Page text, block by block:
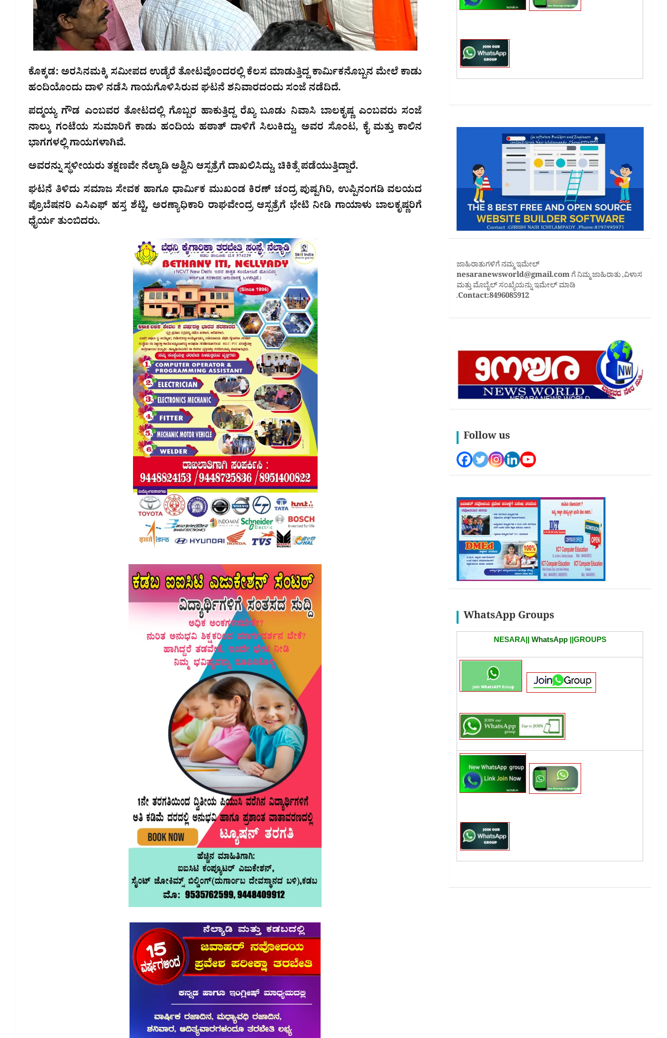
ಕೊಕ್ಕಡ: ಅರಸಿನಮಕ್ಕಿ ಸಮೀಪದ ಉಡ್ಯೆರೆ ತೋಟವೊಂದರಲ್ಲಿ ಕೆಲಸ ಮಾಡುತ್ತಿದ್ದ ಕಾರ್ಮಿಕನೊಬ್ಬನ ಮೇಲೆ ಕಾಡು
ಹಂದಿಯೊಂದು ದಾಳಿ ನಡೆಸಿ ಗಾಯಗೊಳಿಸಿರುವ ಘಟನೆ ಶನಿವಾರದಂದು ಸಂಜೆ ನಡೆದಿದೆ.
ಪದ್ಮಯ್ಯ ಗೌಡ ಎಂಬವರ ತೋಟದಲ್ಲಿ ಗೊಬ್ಬರ ಹಾಕುತ್ತಿದ್ದ ರೆಖ್ಯ ಬೂಡು ನಿವಾಸಿ ಬಾಲಕೃಷ್ಣ ಎಂಬವರು ಸಂಜೆ
ನಾಲ್ಕು ಗಂಟೆಯ ಸುಮಾರಿಗೆ ಕಾಡು ಹಂದಿಯ ಹಠಾತ್ ದಾಳಿಗೆ ಸಿಲುಕಿದ್ದು, ಅವರ ಸೊಂಟ, ಕೈ ಮತ್ತು ಕಾಲಿನ
ಭಾಗಗಳಲ್ಲಿ ಗಾಯಗಳಾಗಿವೆ.
ಅವರನ್ನು ಸ್ಥಳೀಯರು ತಕ್ಷಣವೇ ನೆಲ್ಯಾಡಿ ಅಶ್ವಿನಿ ಆಸ್ಪತ್ರೆಗೆ ದಾಖಲಿಸಿದ್ದು, ಚಿಕಿತ್ಸೆ ಪಡೆಯುತ್ತಿದ್ದಾರೆ.
ಘಟನೆ ತಿಳಿದು ಸಮಾಜ ಸೇವಕ ಹಾಗೂ ಧಾರ್ಮಿಕ ಮುಖಂಡ ಕಿರಣ್ ಚಂದ್ರ ಪುಷ್ಪಗಿರಿ, ಉಪ್ಪಿನಂಗಡಿ ವಲಯದ
ಪ್ರೊಬೆಷನರಿ ಎಸಿಎಫ್ ಹಸ್ತ ಶೆಟ್ಟಿ, ಅರಣ್ಯಾಧಿಕಾರಿ ರಾಘವೇಂದ್ರ ಆಸ್ಪತ್ರೆಗೆ ಭೇಟಿ ನೀಡಿ ಗಾಯಾಳು ಬಾಲಕೃಷ್ಣರಿಗೆ
ಧೈರ್ಯ ತುಂಬಿದರು.
ಜಾಹಿರಾತುಗಳಿಗೆ ನಮ್ಮ ಇಮೇಲ್
nesaranewsworld@gmail.comಗೆ ನಿಮ್ಮ ಜಾಹಿರಾತು ,ವಿಳಾಸ
ಮತ್ತು ಮೊಬೈಲ್ ಸಂಖ್ಯೆಯನ್ನು ಇಮೇಲ್ ಮಾಡಿ
.Contact:8496085912
Follow us
WhatsApp Groups
NESARA|| WhatsApp||GROUPS